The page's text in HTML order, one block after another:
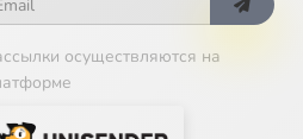
осуществляются на